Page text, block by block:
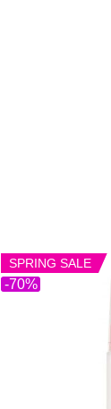
-70%
SPRING SALE